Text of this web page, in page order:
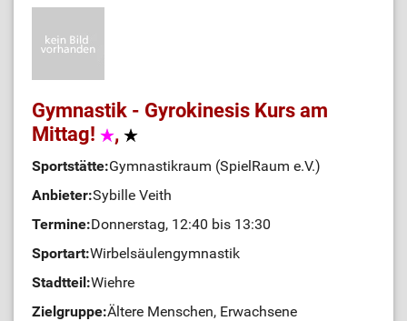
Gymnastik - Gyrokinesis Kurs am
Mittag!
,
Sportstätte:Gymnastikraum (SpielRaum e.V.)
Anbieter:Sybille Veith
Termine:Donnerstag, 12:40 bis 13:30
Sportart:Wirbelsäulengymnastik
Stadtteil:Wiehre
Zielgruppe:Ältere Menschen, Erwachsene